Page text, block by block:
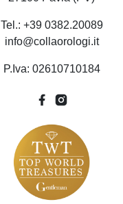
Tel.: +39 0382.20089
info@collaorologi.it
P.Iva: 02610710184